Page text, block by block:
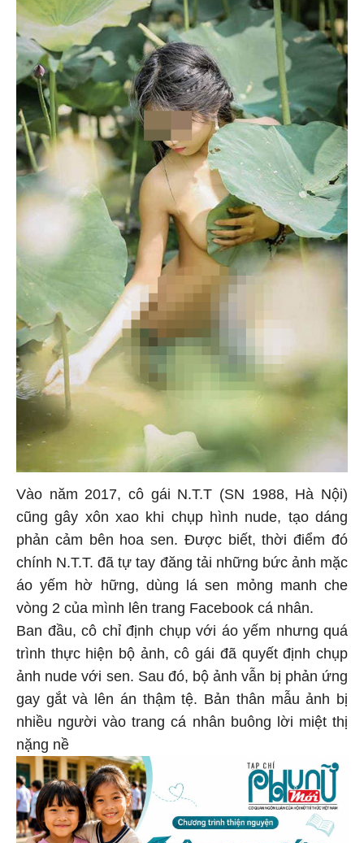
Vào năm 2017, cô gái N.T.T (SN 1988, Hà Nội)
cũng gây xôn xao khi chụp hình nude, tạo dáng
phản cảm bên hoa sen. Được biết, thời điểm đó
chính N.T.T. đã tự tay đăng tải những bức ảnh mặc
áo yếm hờ hững, dùng lá sen mỏng manh che
vòng 2 của mình lên trang Facebook cá nhân.
Ban đầu, cô chỉ định chụp với áo yếm nhưng quá
trình thực hiện bộ ảnh, cô gái đã quyết định chụp
ảnh nude với sen. Sau đó, bộ ảnh vẫn bị phản ứng
gay gắt và lên án thậm tệ. Bản thân mẫu ảnh bị
nhiều người vào trang cá nhân buông lời miệt thị
nặng nề